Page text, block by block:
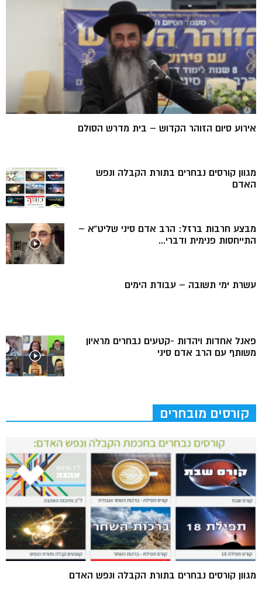
אירוע סיום הזוהר הקדוש – בית מדרש הסולם
מגוון קורסים נבחרים בתורת הקבלה ונפש
האדם
מבצע חרבות ברזל: הרב אדם סיני שליט”א –
התייחסות פנימית ודברי...
עשרת ימי תשובה – עבודת הימים
פאנל אחדות ויהדות -קטעים נבחרים מראיון
משותף עם הרב אדם סיני
קורסים מובחרים
מגוון קורסים נבחרים בתורת הקבלה ונפש האדם